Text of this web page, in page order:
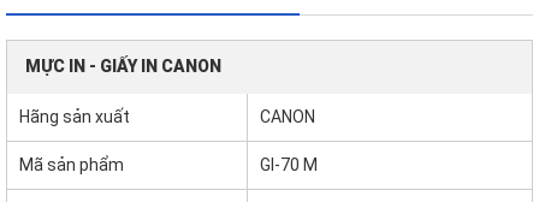
MỰC IN - GIẤY IN CANON
Hãng sản xuất CANON
Mã sản phẩm GI-70 M